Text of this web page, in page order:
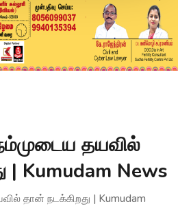
தயவில்
| Kumudam News
தான் நடக்கிறது | Kumudam